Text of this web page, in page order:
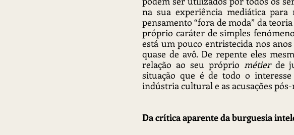
na sua experiência mediática
pensamento “fora de moda” da
próprio caráter de simples
está um pouco entristecida nos
quase de avô. De repente eles
relação ao seu próprio métier de
situação que é de todo o
indústria cultural e as acusações
Da crítica aparente da burguesia